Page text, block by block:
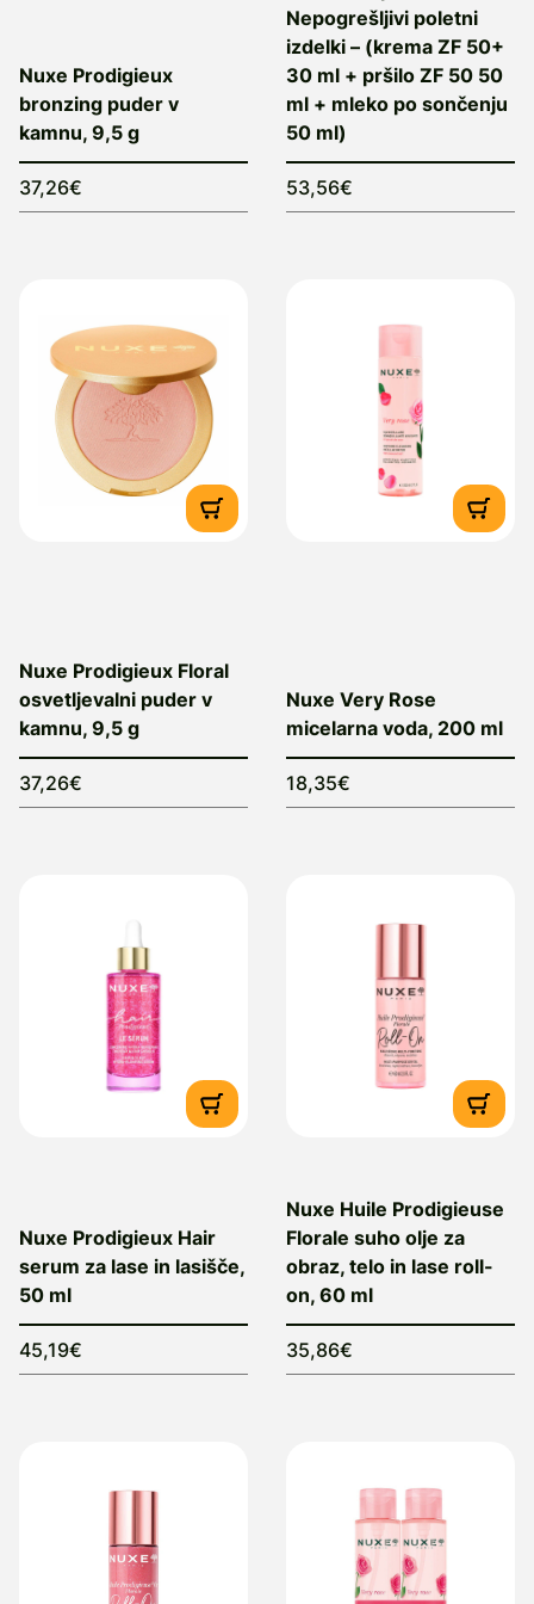
obraz, telo in lase vsebuje sedem
dragocenih rastlinskih olj (tsubaki, argan,
makadamija, boraga, kamelija, lešnik in
sladki mandelj) ter je na voljo tudi v različici
z nežnimi bleščicami.
Dobavitelj:
Bomerx d.o.o., Gasilska cesta
16, 1290, Grosuplje, Slovenija, e-mail:
Nuxe, 127 rue d’Aguesseau, 92100
Boulogne-Billancourt, Francija.
Nuxe Prodigieux
bronzing puder v
kamnu, 9,5 g
37,26€
Nepogrešljivi poletni
izdelki – (krema ZF 50+
30 ml + pršilo ZF 50 50
ml + mleko po sončenju
50 ml)
53,56€
Nuxe Prodigieux Floral
osvetljevalni puder v
kamnu, 9,5 g
37,26€
Nuxe Very Rose
micelarna voda, 200 ml
18,35€
Nuxe Prodigieux Hair
serum za lase in lasišče,
50 ml
45,19€
Nuxe Huile Prodigieuse
Florale suho olje za
obraz, telo in lase roll-
on, 60 ml
35,86€